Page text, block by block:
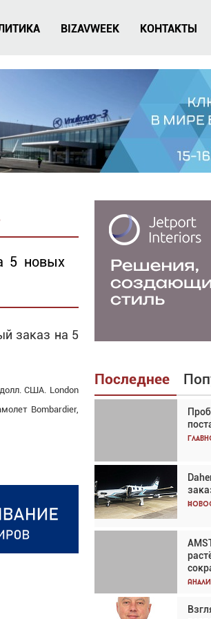
BIZAVWEEK КОНТАКТЫ
5 новых
заказ на 5
США. London
Bombardier,
Последнее
Кох:
за